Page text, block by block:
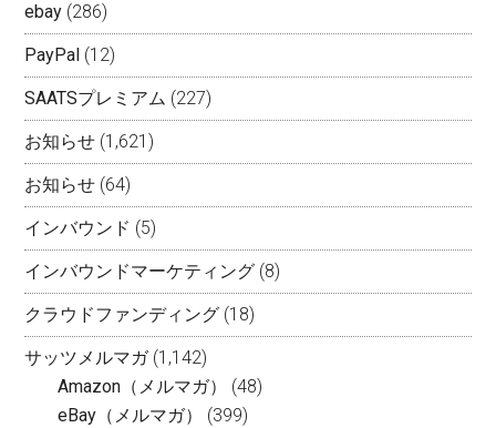
ebay (286)
PayPal (12)
SAATSプレミアム (227)
お知らせ (1,621)
お知らせ (64)
インバウンド (5)
インバウンドマーケティング (8)
クラウドファンディング (18)
サッツメルマガ(1,142)
Amazon（メルマガ）
(48)
eBay（メルマガ）
(399)